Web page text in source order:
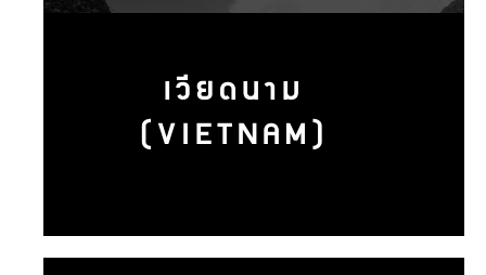
เวียดนาม
(VIETNAM)